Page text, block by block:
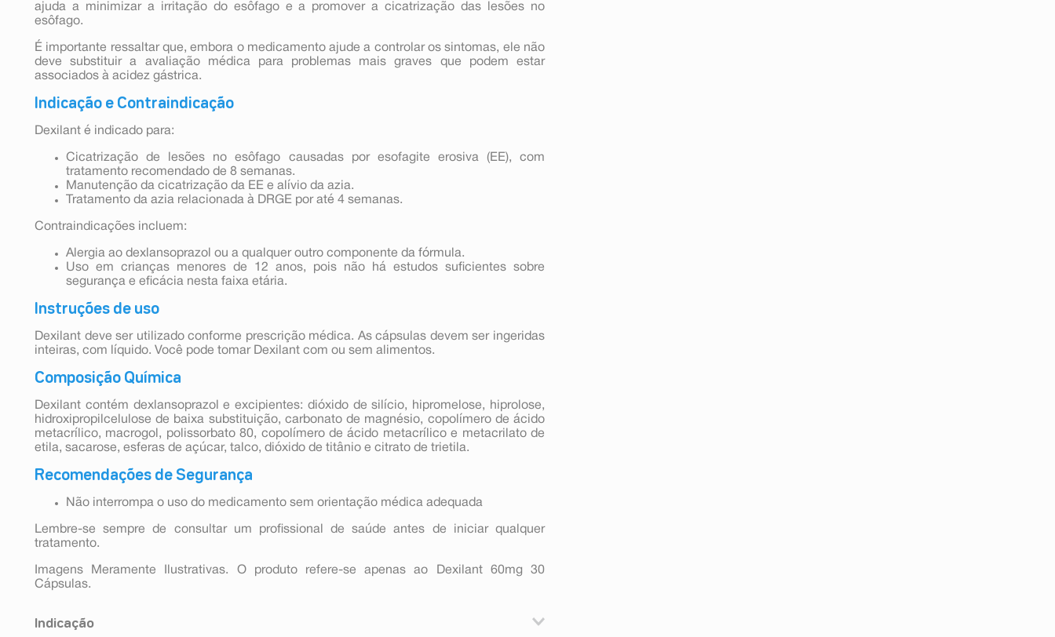
ajuda a minimizar a irritação do esôfago e a promover a cicatrização das lesões no
esôfago.
É importante ressaltar que, embora o medicamento ajude a controlar os sintomas, ele não
deve substituir a avaliação médica para problemas mais graves que podem estar
associados à acidez gástrica.
Indicação e Contraindicação
Dexilant é indicado para:
Cicatrização de lesões no esôfago causadas por esofagite erosiva (EE), com
tratamento recomendado de 8 semanas.
Manutenção da cicatrização da EE e alívio da azia.
Tratamento da azia relacionada à DRGE por até 4 semanas.
Contraindicações incluem:
Alergia ao dexlansoprazol ou a qualquer outro componente da fórmula.
Uso em crianças menores de 12 anos, pois não há estudos suficientes sobre
segurança e eficácia nesta faixa etária.
Instruções de uso
Dexilant deve ser utilizado conforme prescrição médica. As cápsulas devem ser ingeridas
inteiras, com líquido. Você pode tomar Dexilant com ou sem alimentos.
Composição Química
Dexilant contém dexlansoprazol e excipientes: dióxido de silício, hipromelose, hiprolose,
hidroxipropilcelulose de baixa substituição, carbonato de magnésio, copolímero de ácido
metacrílico, macrogol, polissorbato 80, copolímero de ácido metacrílico e metacrilato de
etila, sacarose, esferas de açúcar, talco, dióxido de titânio e citrato de trietila.
Recomendações de Segurança
Não interrompa o uso do medicamento sem orientação médica adequada
Lembre-se sempre de consultar um profissional de saúde antes de iniciar qualquer
tratamento.
Imagens Meramente Ilustrativas. O produto refere-se apenas ao Dexilant 60mg 30
Cápsulas.
Indicação